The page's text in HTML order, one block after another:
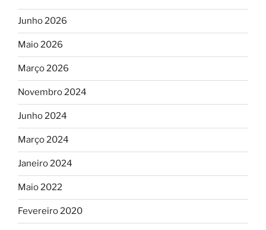
Junho 2026
Maio 2026
Março 2026
Novembro 2024
Junho 2024
Março 2024
Janeiro 2024
Maio 2022
Fevereiro 2020